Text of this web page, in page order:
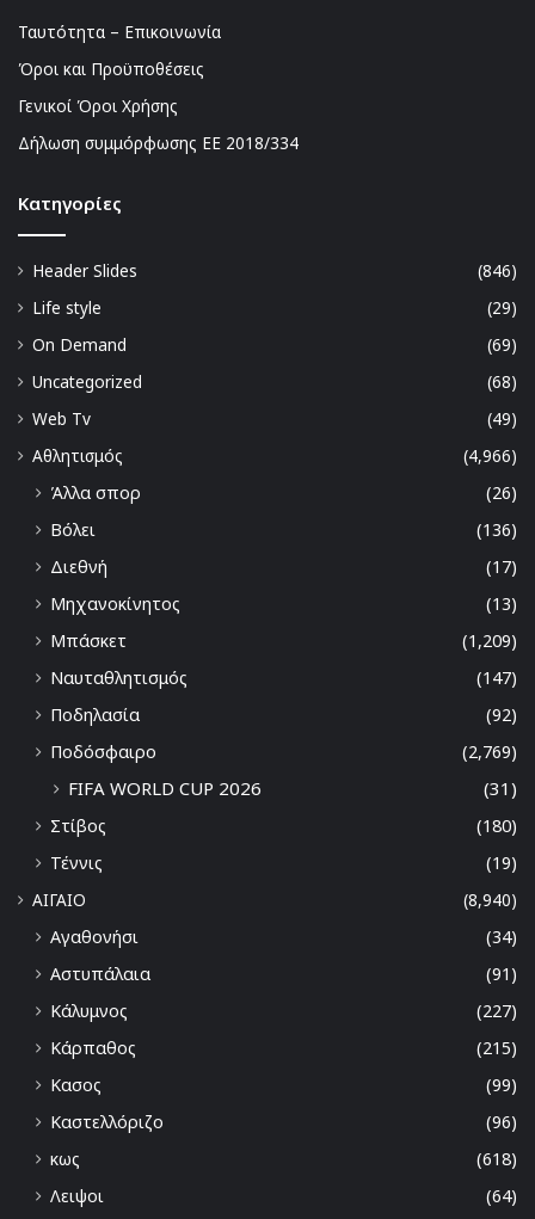
Ταυτότητα – Επικοινωνία
Όροι και Προϋποθέσεις
Γενικοί Όροι Χρήσης
Δήλωση συμμόρφωσης ΕΕ 2018/334
Kατηγορίες
Header Slides
(846)
Life style
(29)
On Demand
(69)
Uncategorized
(68)
Web Tv
(49)
Αθλητισμός
(4,966)
Άλλα σπορ
(26)
Βόλει
(136)
Διεθνή
(17)
Μηχανοκίνητος
(13)
Μπάσκετ
(1,209)
Ναυταθλητισμός
(147)
Ποδηλασία
(92)
Ποδόσφαιρο
(2,769)
FIFA WORLD CUP 2026 (31)
Στίβος
(180)
Τέννις
(19)
ΑΙΓΑΙΟ
(8,940)
Αγαθονήσι
(34)
Αστυπάλαια
(91)
Κάλυμνος
(227)
Κάρπαθος
(215)
Κασος
(99)
Καστελλόριζο
(96)
κως
(618)
Λειψοι
(64)